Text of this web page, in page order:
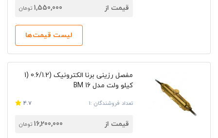
قیمت از 1,550,000 تومان
لیست قیمت‌ها
مفصل رزینی برنا الکترونیک (2.‎1) 0.6/1‎
کیلو ولت مدل BM 16
تعداد فروشندگان :1 4.7
قیمت از 16,200,000 تومان